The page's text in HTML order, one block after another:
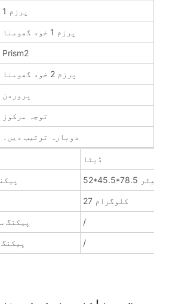
پرزم 1
پرزم 1 خود گھومنا
Prism2
پرزم 2 خود گھومنا
پروردن
توجہ مرکوز
دوبارہ ترتیب دیں۔
ڈیٹا
سینٹی میٹر
27 کلوگرام
پیکنگ /
/